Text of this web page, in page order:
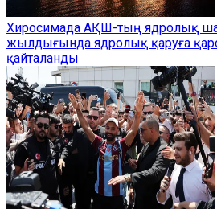
Хиросимада АҚШ-тың ядролық
жылдығында ядролық қаруға
қайталанды